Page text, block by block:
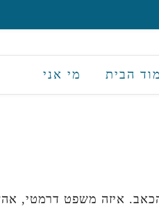
הבית מי אני
איזה משפט דרמטי,